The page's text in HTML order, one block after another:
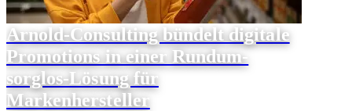
Arnold-Consulting bündelt digitale
Promotions in einer Rundum-
sorglos-Lösung für
Markenhersteller